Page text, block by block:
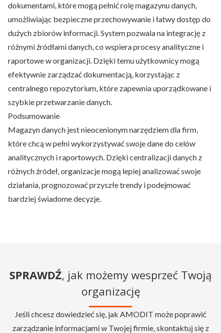
dokumentami, które mogą pełnić rolę magazynu danych,
umożliwiając bezpieczne przechowywanie i łatwy dostęp do
dużych zbiorów informacji. System pozwala na integrację z
różnymi źródłami danych, co wspiera procesy analityczne i
raportowe w organizacji. Dzięki temu użytkownicy mogą
efektywnie zarządzać dokumentacją, korzystając z
centralnego repozytorium, które zapewnia uporządkowane i
szybkie przetwarzanie danych.
Podsumowanie
Magazyn danych jest nieocenionym narzędziem dla firm,
które chcą w pełni wykorzystywać swoje dane do celów
analitycznych i raportowych. Dzięki centralizacji danych z
różnych źródeł, organizacje mogą lepiej analizować swoje
działania, prognozować przyszłe trendy i podejmować
bardziej świadome decyzje.
SPRAWDŹ, jak możemy wesprzeć Twoją
organizację
Jeśli chcesz dowiedzieć się, jak AMODIT może poprawić
zarządzanie informacjami w Twojej firmie, skontaktuj się z